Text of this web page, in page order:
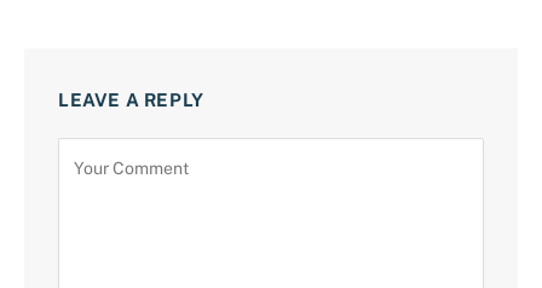
LEAVE A REPLY